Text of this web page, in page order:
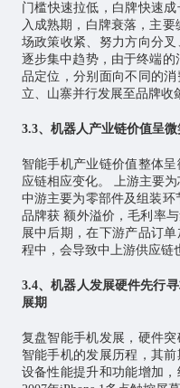
门槛快速拉低，白牌快速
入成熟期，白牌衰落，主
场政策收紧、努力方向分
逐步集中趋势，由于终端
品定位，分别面向不同的
立、山寨并行发展至品牌收
3.3、机器人产业链价值呈
智能手机产业链价值整体
应链相应变化。 上游主要
中游主要为零部件及组装
品牌获 额外溢价，毛利率
展中后期，在下游产品订
程中，会导致中上游供应链
3.4、机器人发展硬件先行
展期
复盘智能手机发展，硬件
智能手机的发展历程，其
设备性能提升和功能增加